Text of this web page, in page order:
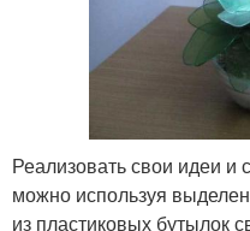
Реализовать свои идеи и
можно используя
из пластиковых бутылок